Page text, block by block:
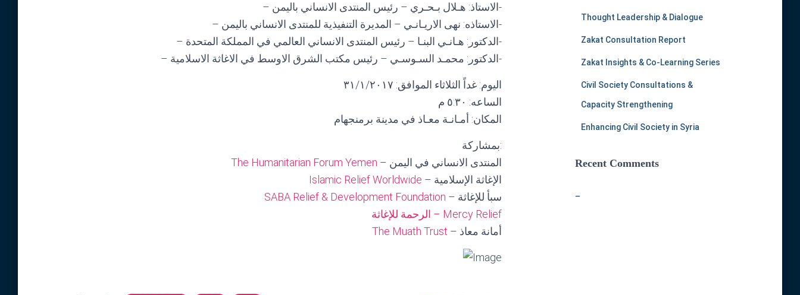
– الاستاذ: هـلال بـحـري – رئيس المنتدى الانساني باليمن-
– الاستاذه: نهى الاريـانـي – المديرة التنفيذية للمنتدى الانساني باليمن-
– الدكتور: هـانـي البنـا – رئيس المنتدى الانساني العالمي في المملكة المتحدة-
– الدكتور: محمـد السـوسـي – رئيس مكتب الشرق الاوسط في الاغاثة الاسلامية-
اليوم: غداً الثلاثاء الموافق: ٣١/١/٢٠١٧
الساعه: ٥:٣٠ م
المكان: أمـانـة معـاذ في مدينة برمنجهام
بمشاركة:
The Humanitarian Forum Yemen
– المنتدى الانساني في اليمن
Islamic Relief Worldwide
– الإغاثة الإسلامية
SABA Relief & Development Foundation
– سبأ للإغاثة
الرحمة للإغاثة – Mercy Relief
The Muath Trust
– أمانة معاذ
Thought Leadership & Dialogue
Zakat Consultation Report
Zakat Insights & Co-Learning Series
Civil Society Consultations &
Capacity Strengthening
Enhancing Civil Society in Syria
Recent Comments
–